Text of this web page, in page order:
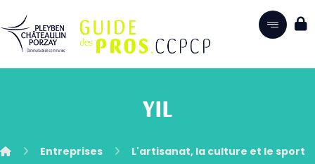
YIL
Entreprises L'artisanat, la culture et le sport